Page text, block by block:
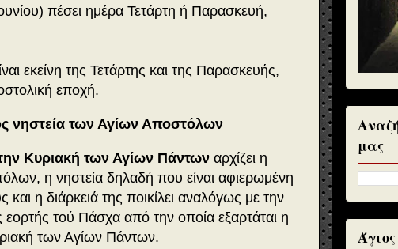
πέσει ημέρα Τετάρτη ή Παρασκευή,
εκείνη της Τετάρτης και της Παρασκευής,
εποχή.
νηστεία των Αγίων Αποστόλων
Κυριακή των Αγίων Πάντων αρχίζει η
η νηστεία δηλαδή που είναι αφιερωμένη
η διάρκειά της ποικίλει αναλόγως με την
εορτής τού Πάσχα από την οποία εξαρτάται η
των Αγίων Πάντων.
μας